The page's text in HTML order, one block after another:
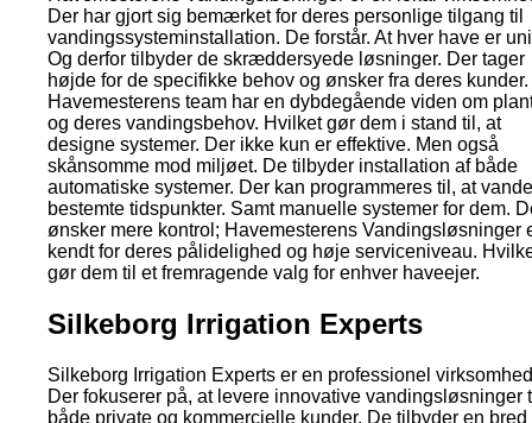
Der har gjort sig bemærket for deres personlige tilgang til
vandingssysteminstallation. De forstår. At hver have er
Og derfor tilbyder de skræddersyede løsninger. Der tager
højde for de specifikke behov og ønsker fra deres kunder.
Havemesterens team har en dybdegående viden om
og deres vandingsbehov. Hvilket gør dem i stand til, at
designe systemer. Der ikke kun er effektive. Men også
skånsomme mod miljøet. De tilbyder installation af både
automatiske systemer. Der kan programmeres til, at
bestemte tidspunkter. Samt manuelle systemer for dem.
ønsker mere kontrol; Havemesterens Vandingsløsninger
kendt for deres pålidelighed og høje serviceniveau.
gør dem til et fremragende valg for enhver haveejer.
Silkeborg Irrigation Experts
Silkeborg Irrigation Experts er en professionel
Der fokuserer på, at levere innovative vandingsløsninger
både private og kommercielle kunder. De tilbyder en bred